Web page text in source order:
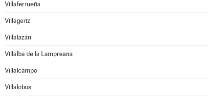
Villaferrueña
Villageriz
Villalazán
Villalba de la Lampreana
Villalcampo
Villalobos